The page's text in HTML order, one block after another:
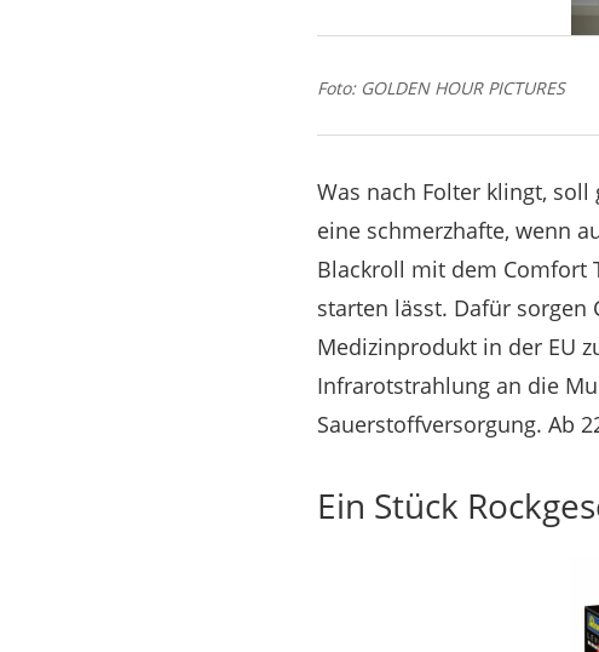
Foto: GOLDEN HOUR PICTURES
Was nach Folter klingt,
eine schmerzhafte, wenn
Blackroll mit dem Comfort
starten lässt. Dafür sorgen
Medizinprodukt in der EU
Infrarotstrahlung an die
Sauerstoffversorgung. Ab
Ein Stück